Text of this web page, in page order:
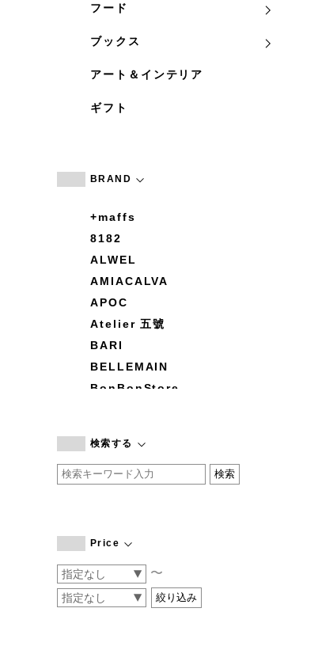
フード
ブックス
アート＆インテリア
ギフト
BRAND
+maffs
8182
ALWEL
AMIACALVA
APOC
Atelier 五號
BARI
BELLEMAIN
BonBonStore
by basics
CATWORTH
COGTHEBIGSMOKE
CONVERSE
DEAN & DELUCA
検索する
Price
〜